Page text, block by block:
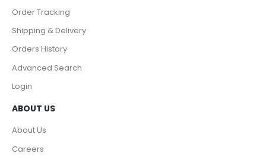
Order Tracking
Shipping & Delivery
Orders History
Advanced Search
Login
ABOUT US
About Us
Careers